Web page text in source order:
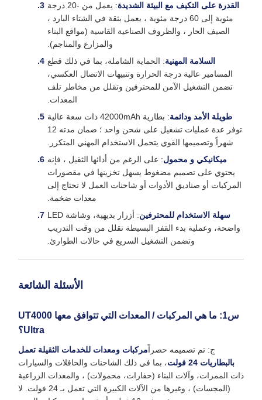
القدرة على التكيف مع البيئة الشديدة
: يعمل من -20 درجة
مئوية إلى 60 درجة مئوية ، يعمل بثقة في الشتاء البارد ،
الصيف الحار ، والظروف الصناعية القاسية (مواقع البناء
والمزارع والمناجم).
السلامة المهنية: الحماية الشاملة، بما في ذلك قطع
المسامير عالية درجة الحرارة وتنبيهات الاتصال العكسي،
تضمن التشغيل الآمن للمحترفين وتقلل من مخاطر تلف
المعدات.
طويلة الأمد ودائمة
: بطارية 42000mAh ذات سعة عالية
توفر عدة عمليات تشغيل على شحن واحد ؛ ضمان مدته 12
شهراً وتصميمها القوي يتحمل الاستخدام المهني المتكرر.
ميكانيكي و محمول: على الرغم من أدائها الثقيل ، فإنه
يحتوي على تصميم مضغوط يسهل تخزينها في مقصورات
المركبات أو صناديق الأدوات أو شاحنات العمل لا تحتاج إلى
معدات ضخمة.
سهلة الاستخدام للمحترفين
: أزرار بديهية، وشاشة LED
واضحة، وعملية بدء القفز البسيطة تقلل من وقت التدريب
وتضمن التشغيل السريع في حالات الطوارئ.
الأسئلة الشائعة
س1: ما هي المركبات / المعدات التي تتوافق معها UT4000
Ultra؟
ج: تم تصميمه حصراًمركبات ومعدات للخدمات الثقيلة تعمل
بالبطاريات 24 فولت
، بما في ذلك الشاحنات والحافلات والسيارات
ذات الممرات، وآلات البناء (حفارات، محمولات) ، والمعدات الزراعية
(المجسات) ، وغيرها من الآلات الكبيرة التي تعمل بـ 24 فولت. لا